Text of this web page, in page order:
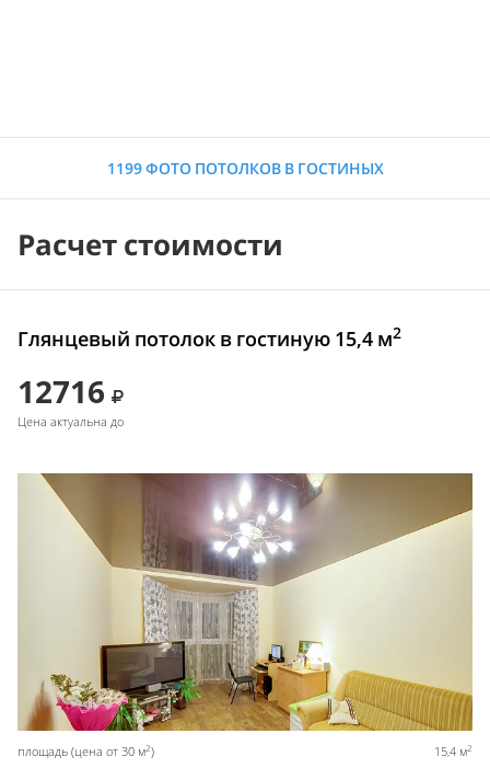
1199 ФОТО ПОТОЛКОВ В ГОСТИНЫХ
Расчет стоимости
Глянцевый потолок в гостиную 15,4 м2
12716
Цена актуальна до
площадь (цена от 30 м2) 15,4 м2